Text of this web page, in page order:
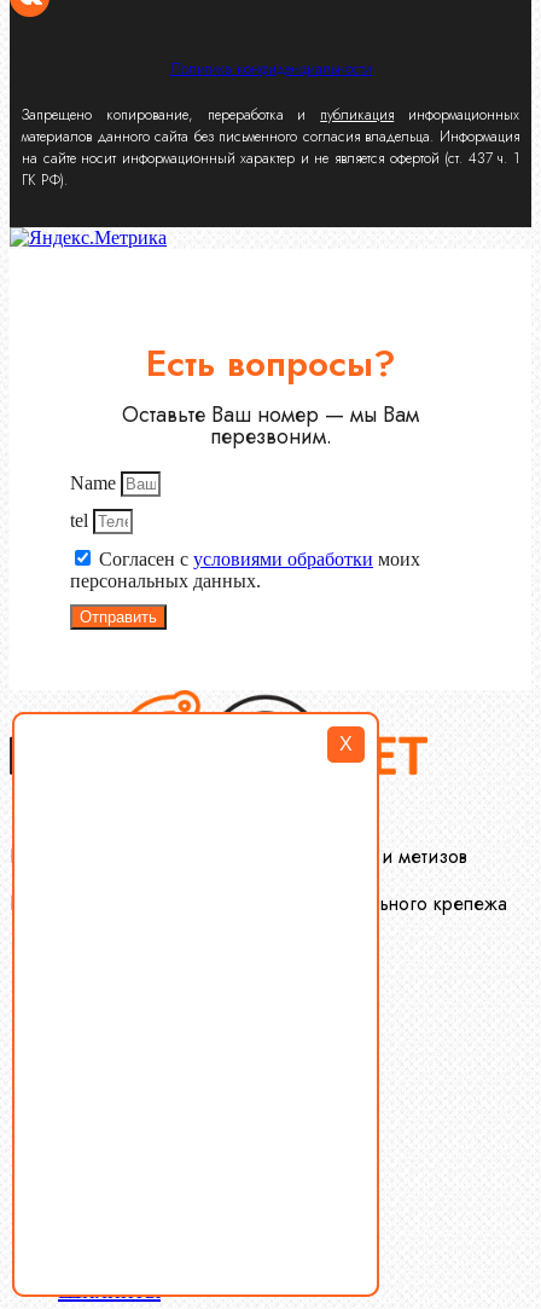
X
Политика конфиденциальности
Запрещено копирование, переработка и публикация информационных
материалов данного сайта без письменного согласия владельца. Информация
на сайте носит информационный характер и не является офертой (ст. 437 ч. 1
ГК РФ).
Есть вопросы?
Оставьте Ваш номер — мы Вам
перезвоним.
Name
tel
Согласен с условиями обработки моих
персональных данных.
Отправить
Крепеж-Маркет оптовая продажа крепежа и метизов
Производство и оптовая продажа специального крепежа
Шплинты